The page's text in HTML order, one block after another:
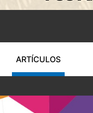
ARTÍCULOS